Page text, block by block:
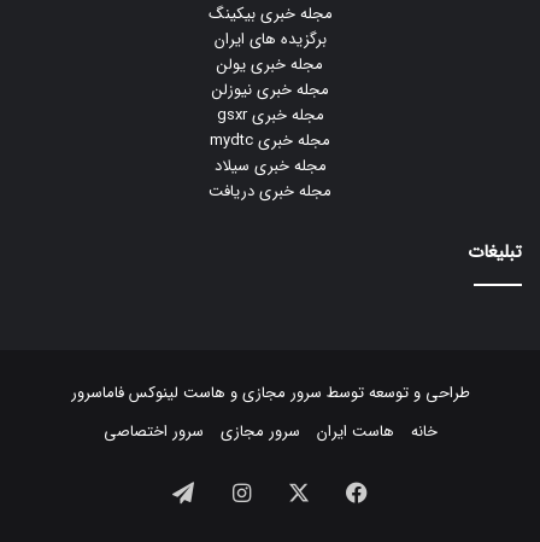
مجله خبری بیکینگ
برگزیده های ایران
مجله خبری یولن
مجله خبری نیوزلن
مجله خبری gsxr
مجله خبری mydtc
مجله خبری سیلاد
مجله خبری دریافت
تبلیغات
طراحی و توسعه توسط سرور مجازیو هاست لینوکسفاماسرور
خانه
هاست ایران سرور مجازی سرور اختصاصی
فیسبوک ایکس اینستاگرام